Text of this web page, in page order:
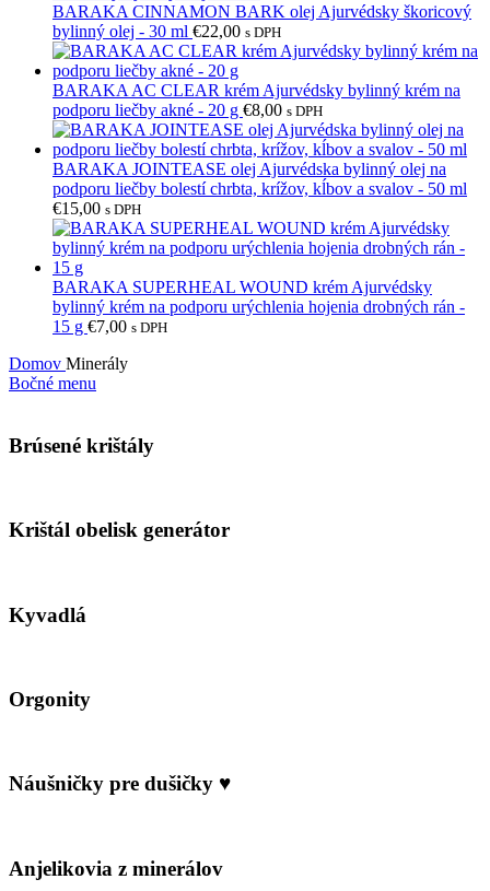
BARAKA CINNAMON BARK olej Ajurvédsky škoricový
bylinný olej - 30 ml €22,00 s DPH
BARAKA AC CLEAR krém Ajurvédsky bylinný krém na
podporu liečby akné - 20 g €8,00 s DPH
BARAKA JOINTEASE olej Ajurvédska bylinný olej na
podporu liečby bolestí chrbta, krížov, kĺbov a svalov - 50 ml
€15,00 s DPH
BARAKA SUPERHEAL WOUND krém Ajurvédsky
bylinný krém na podporu urýchlenia hojenia drobných rán -
15 g €7,00 s DPH
Domov Minerály
Bočné menu
Brúsené krištály
Krištál obelisk generátor
Kyvadlá
Orgonity
Náušničky pre dušičky ♥
Anjelikovia z minerálov